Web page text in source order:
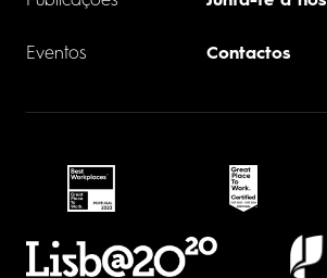
Eventos Contactos